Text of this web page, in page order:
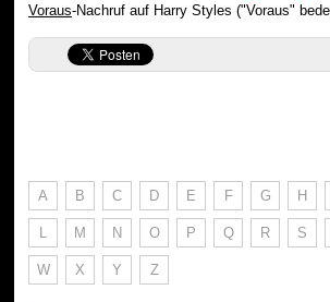
Voraus-Nachruf auf Harry Styles ("Voraus"
A B C D E F G H
L M N O P Q R S
W X Y Z